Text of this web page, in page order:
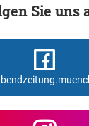
Sie uns